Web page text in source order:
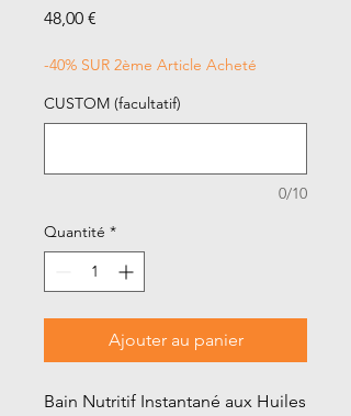
48,00 €
-40% SUR 2ème Article Acheté
CUSTOM (facultatif)
0/10
Quantité *
Ajouter au panier
Bain Nutritif Instantané aux Huiles